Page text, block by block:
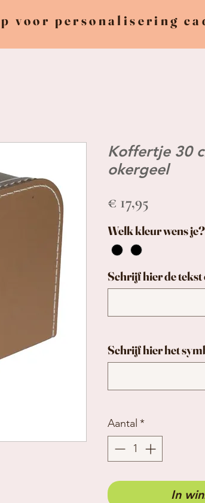
voor personalisering
Koffertje 30
okergeel
€ 17,95
Welk kleur wens je?
Schrijf hier de tekst
Schrijf hier het
Aantal *
In